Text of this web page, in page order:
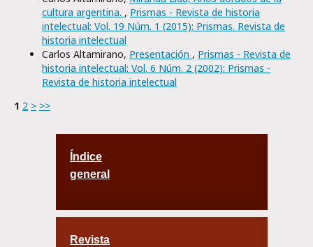
cultura argentina. , Prismas - Revista de historia
intelectual: Vol. 19 Núm. 1 (2015): Prismas. Revista de
historia intelectual
Carlos Altamirano, Presentación , Prismas - Revista de
historia intelectual: Vol. 6 Núm. 2 (2002): Prismas -
Revista de historia intelectual
1 2 > >>
Índice
general
Revista